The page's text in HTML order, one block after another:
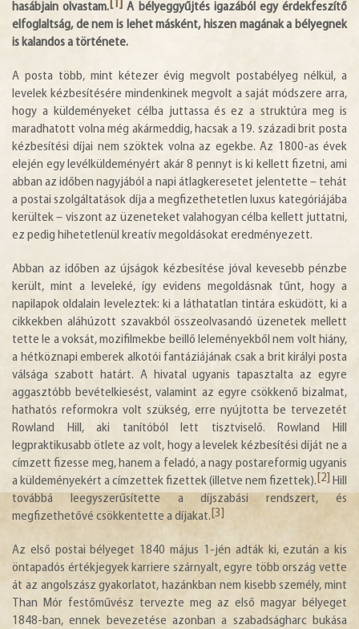
hasábjain olvastam.[1] A bélyeggyűjtés igazából egy érdekfeszítő
elfoglaltság, de nem is lehet másként, hiszen magának a bélyegnek
is kalandos a története.
A posta több, mint kétezer évig megvolt postabélyeg nélkül, a
levelek kézbesítésére mindenkinek megvolt a saját módszere arra,
hogy a küldeményeket célba juttassa és ez a struktúra meg is
maradhatott volna még akármeddig, hacsak a 19. századi brit posta
kézbesítési díjai nem szöktek volna az egekbe. Az 1800-as évek
elején egy levélküldeményért akár 8 pennyt is ki kellett fizetni, ami
abban az időben nagyjából a napi átlagkeresetet jelentette – tehát
a postai szolgáltatások díja a megfizethetetlen luxus kategóriájába
kerültek – viszont az üzeneteket valahogyan célba kellett juttatni,
ez pedig hihetetlenül kreatív megoldásokat eredményezett.
Abban az időben az újságok kézbesítése jóval kevesebb pénzbe
került, mint a leveleké, így evidens megoldásnak tűnt, hogy a
napilapok oldalain leveleztek: ki a láthatatlan tintára esküdött, ki a
cikkekben aláhúzott szavakból összeolvasandó üzenetek mellett
tette le a voksát, mozifilmekbe beillő leleményekből nem volt hiány,
a hétköznapi emberek alkotói fantáziájának csak a brit királyi posta
válsága szabott határt. A hivatal ugyanis tapasztalta az egyre
aggasztóbb bevételkiesést, valamint az egyre csökkenő bizalmat,
hathatós reformokra volt szükség, erre nyújtotta be tervezetét
Rowland Hill, aki tanítóból lett tisztviselő. Rowland Hill
legpraktikusabb ötlete az volt, hogy a levelek kézbesítési díját ne a
címzett fizesse meg, hanem a feladó, a nagy postareformig ugyanis
a küldeményekért a címzettek fizettek (illetve nem fizettek). [2] Hill
továbbá leegyszerűsítette a díjszabási rendszert, és
megfizethetővé csökkentette a díjakat. [3]
Az első postai bélyeget 1840 május 1-jén adták ki, ezután a kis
öntapadós értékjegyek karriere szárnyalt, egyre több ország vette
át az angolszász gyakorlatot, hazánkban nem kisebb személy, mint
Than Mór festőművész tervezte meg az első magyar bélyeget
1848-ban, ennek bevezetése azonban a szabadságharc bukása